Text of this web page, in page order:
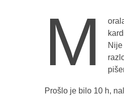
M
Prošlo je bilo 10 h,